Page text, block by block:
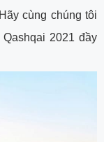
cùng chúng tôi
2021 đầy